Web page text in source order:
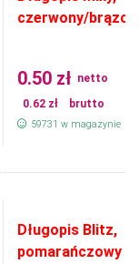
czerwony/
0.50 zł netto
0.62 zł brutto
59731 w magazynie
Długopis Blitz,
pomarańczowy